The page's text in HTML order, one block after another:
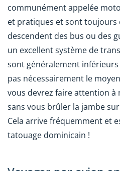
communément appelée
et pratiques et sont toujours
descendent des bus ou des
un excellent système de
sont généralement
pas nécessairement le
vous devrez faire attention
sans vous brûler la jambe
Cela arrive fréquemment et
tatouage dominicain !